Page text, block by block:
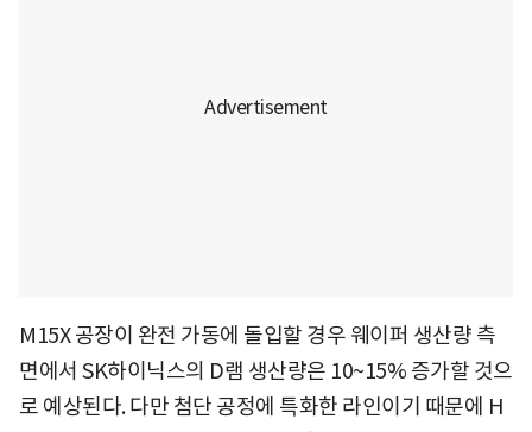
M15X 공장이 완전 가동에 돌입할 경우 웨이퍼 생산량 측
면에서 SK하이닉스의 D램 생산량은 10~15% 증가할 것으
로 예상된다. 다만 첨단 공정에 특화한 라인이기 때문에 H